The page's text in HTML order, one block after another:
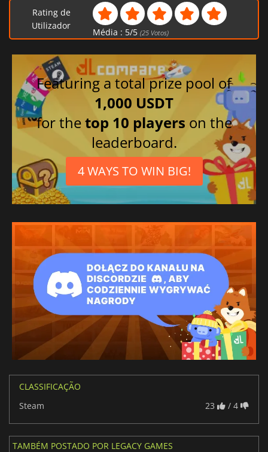
Rating de
Utilizador
Média : 5/5 (25Votos)
Featuring a total prize pool of
1,000 USDT
for thetop 10 players on the
leaderboard.
4 WAYS TO WIN BIG!
CLASSIFICAÇÃO
Steam
23 / 4
TAMBÉM POSTADO POR LEGACY GAMES